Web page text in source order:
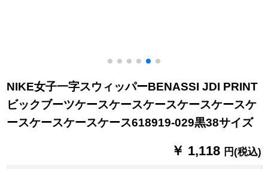
NIKE女子一字スウィッパーBENASSI JDI PRINT
ビックブーツケースケースケースケースケースケ
ースケースケースケース618919-029黒38サイズ
￥ 1,118 円(税込)